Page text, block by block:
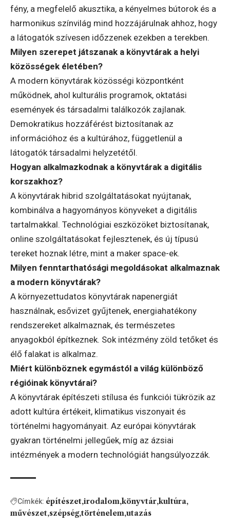
fény, a megfelelő akusztika, a kényelmes bútorok és a
harmonikus színvilág mind hozzájárulnak ahhoz, hogy
a látogatók szívesen időzzenek ezekben a terekben.
Milyen szerepet játszanak a könyvtárak a helyi
közösségek életében?
A modern könyvtárak közösségi központként
működnek, ahol kulturális programok, oktatási
események és társadalmi találkozók zajlanak.
Demokratikus hozzáférést biztosítanak az
információhoz és a kultúrához, függetlenül a
látogatók társadalmi helyzetétől.
Hogyan alkalmazkodnak a könyvtárak a digitális
korszakhoz?
A könyvtárak hibrid szolgáltatásokat nyújtanak,
kombinálva a hagyományos könyveket a digitális
tartalmakkal. Technológiai eszközöket biztosítanak,
online szolgáltatásokat fejlesztenek, és új típusú
tereket hoznak létre, mint a maker space-ek.
Milyen fenntarthatósági megoldásokat alkalmaznak
a modern könyvtárak?
A környezettudatos könyvtárak napenergiát
használnak, esővizet gyűjtenek, energiahatékony
rendszereket alkalmaznak, és természetes
anyagokból építkeznek. Sok intézmény zöld tetőket és
élő falakat is alkalmaz.
Miért különböznek egymástól a világ különböző
régióinak könyvtárai?
A könyvtárak építészeti stílusa és funkciói tükrözik az
adott kultúra értékeit, klimatikus viszonyait és
történelmi hagyományait. Az európai könyvtárak
gyakran történelmi jellegűek, míg az ázsiai
intézmények a modern technológiát hangsúlyozzák.
Címkék: építészet irodalom könyvtár kultúra
művészet szépség történelem utazás